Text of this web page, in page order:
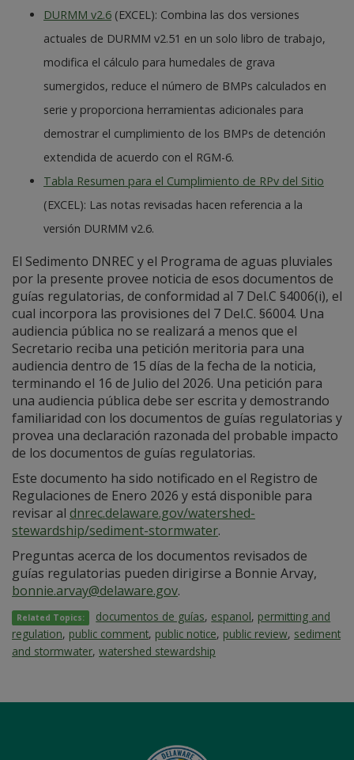
DURMM v2.6 (EXCEL): Combina las dos versiones
actuales de DURMM v2.51 en un solo libro de trabajo,
modifica el cálculo para humedales de grava
sumergidos, reduce el número de BMPs calculados en
serie y proporciona herramientas adicionales para
demostrar el cumplimiento de los BMPs de detención
extendida de acuerdo con el RGM-6.
Tabla Resumen para el Cumplimiento de RPv del Sitio
(EXCEL): Las notas revisadas hacen referencia a la
versión DURMM v2.6.
El Sedimento DNREC y el Programa de aguas pluviales
por la presente provee noticia de esos documentos de
guías regulatorias, de conformidad al 7 Del.C §4006(i), el
cual incorpora las provisiones del 7 Del.C. §6004. Una
audiencia pública no se realizará a menos que el
Secretario reciba una petición meritoria para una
audiencia dentro de 15 días de la fecha de la noticia,
terminando el 16 de Julio del 2026. Una petición para
una audiencia pública debe ser escrita y demostrando
familiaridad con los documentos de guías regulatorias y
provea una declaración razonada del probable impacto
de los documentos de guías regulatorias.
Este documento ha sido notificado en el Registro de
Regulaciones de Enero 2026 y está disponible para
revisar al dnrec.delaware.gov/watershed-
stewardship/sediment-stormwater.
Preguntas acerca de los documentos revisados de
guías regulatorias pueden dirigirse a Bonnie Arvay,
bonnie.arvay@delaware.gov.
Related Topics: documentos de guías, espanol, permitting and
regulation, public comment, public notice, public review, sediment
and stormwater, watershed stewardship